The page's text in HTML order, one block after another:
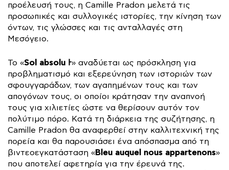
προέλευσή τους, η Camille Pradon μελετά τις
προσωπικές και συλλογικές ιστορίες, την κίνηση των
όντων, τις γλώσσες και τις ανταλλαγές στη
Μεσόγειο.
Το «Sol absolu Ͱ» αναδύεται ως πρόσκληση για
προβληματισμό και εξερεύνηση των ιστοριών των
σφουγγαράδων, των αγαπημένων τους και των
απογόνων τους, οι οποίοι κράτησαν την αναπνοή
τους για χιλιετίες ώστε να θερίσουν αυτόν τον
πολύτιμο πόρο. Κατά τη διάρκεια της συζήτησης, η
Camille Pradon θα αναφερθεί στην καλλιτεχνική της
πορεία και θα παρουσιάσει ένα απόσπασμα από τη
βιντεοεγκατάσταση «Bleu auquel nous appartenons»
που αποτελεί αφετηρία για την έρευνά της.